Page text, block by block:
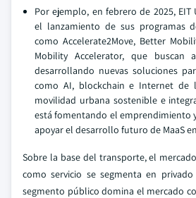
Por ejemplo, en febrero de 2025,
el lanzamiento de sus programas
como Accelerate2Move, Better
Mobility Accelerator, que buscan
desarrollando nuevas soluciones
como AI, blockchain e Internet de
movilidad urbana sostenible e
está fomentando el emprendimiento
apoyar el desarrollo futuro de MaaS
Sobre la base del transporte, el
como servicio se segmenta en
segmento público domina el mercado